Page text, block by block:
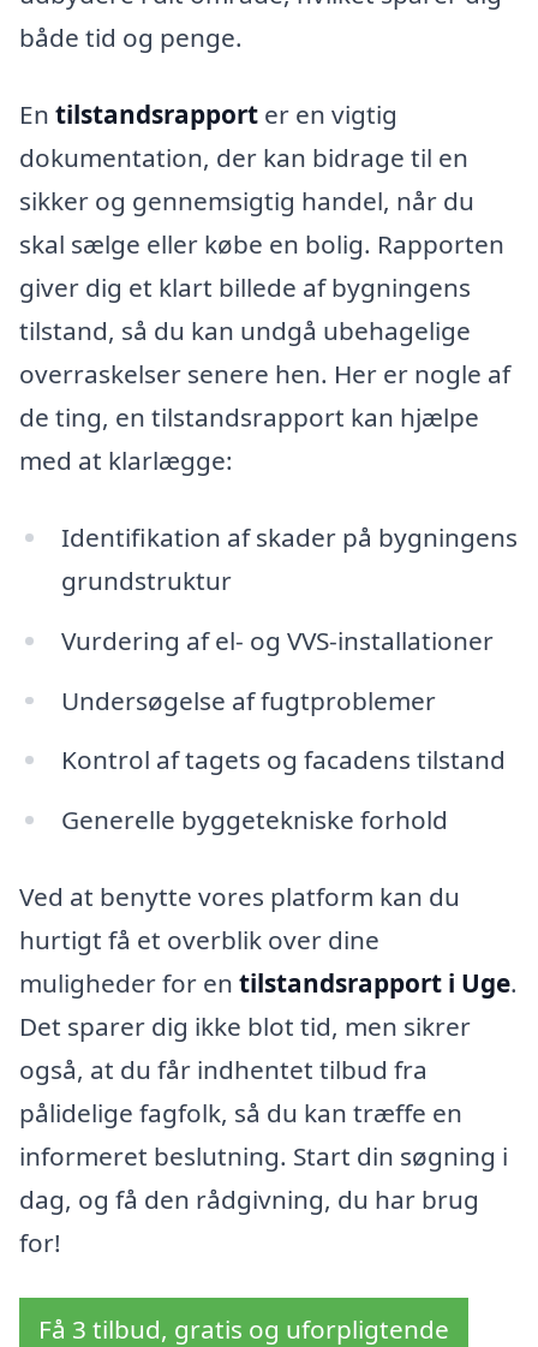
både tid og penge.
En tilstandsrapport er en vigtig
dokumentation, der kan bidrage til en
sikker og gennemsigtig handel, når du
skal sælge eller købe en bolig. Rapporten
giver dig et klart billede af bygningens
tilstand, så du kan undgå ubehagelige
overraskelser senere hen. Her er nogle af
de ting, en tilstandsrapport kan hjælpe
med at klarlægge:
Identifikation af skader på bygningens
grundstruktur
Vurdering af el- og VVS-installationer
Undersøgelse af fugtproblemer
Kontrol af tagets og facadens tilstand
Generelle byggetekniske forhold
Ved at benytte vores platform kan du
hurtigt få et overblik over dine
muligheder for en tilstandsrapport i Uge.
Det sparer dig ikke blot tid, men sikrer
også, at du får indhentet tilbud fra
pålidelige fagfolk, så du kan træffe en
informeret beslutning. Start din søgning i
dag, og få den rådgivning, du har brug
for!
Få 3 tilbud, gratis og uforpligtende